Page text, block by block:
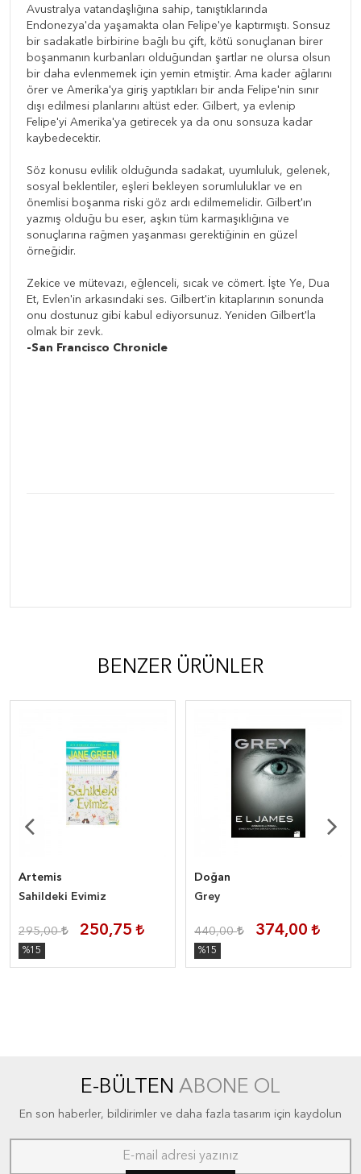
Avustralya vatandaşlığına sahip, tanıştıklarında
Endonezya'da yaşamakta olan Felipe'ye kaptırmıştı. Sonsuz
bir sadakatle birbirine bağlı bu çift, kötü sonuçlanan birer
boşanmanın kurbanları olduğundan şartlar ne olursa olsun
bir daha evlenmemek için yemin etmiştir. Ama kader ağlarını
örer ve Amerika'ya giriş yaptıkları bir anda Felipe'nin sınır
dışı edilmesi planlarını altüst eder. Gilbert, ya evlenip
Felipe'yi Amerika'ya getirecek ya da onu sonsuza kadar
kaybedecektir.
Söz konusu evlilik olduğunda sadakat, uyumluluk, gelenek,
sosyal beklentiler, eşleri bekleyen sorumluluklar ve en
önemlisi boşanma riski göz ardı edilmemelidir. Gilbert'ın
yazmış olduğu bu eser, aşkın tüm karmaşıklığına ve
sonuçlarına rağmen yaşanması gerektiğinin en güzel
örneğidir.
Zekice ve mütevazı, eğlenceli, sıcak ve cömert. İşte Ye, Dua
Et, Evlen'in arkasındaki ses. Gilbert'in kitaplarının sonunda
onu dostunuz gibi kabul ediyorsunuz. Yeniden Gilbert'la
olmak bir zevk.
-San Francisco Chronicle
BENZER ÜRÜNLER
Artemis
Sahildeki Evimiz
295,00 250,75
%15
Doğan
Grey
440,00 374,00
%15
E-BÜLTEN ABONE OL
En son haberler, bildirimler ve daha fazla tasarım için kaydolun